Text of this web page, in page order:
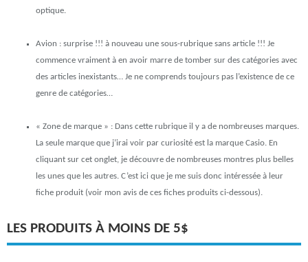
optique.
Avion : surprise !!! à nouveau une sous-rubrique sans article !!! Je
commence vraiment à en avoir marre de tomber sur des catégories avec
des articles inexistants… Je ne comprends toujours pas l’existence de ce
genre de catégories…
« Zone de marque » : Dans cette rubrique il y a de nombreuses marques.
La seule marque que j’irai voir par curiosité est la marque Casio. En
cliquant sur cet onglet, je découvre de nombreuses montres plus belles
les unes que les autres. C’est ici que je me suis donc intéressée à leur
fiche produit (voir mon avis de ces fiches produits ci-dessous).
LES PRODUITS À MOINS DE 5$